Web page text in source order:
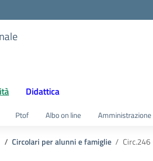
Didattica
Ptof Albo on line
Circolari per alunni e famiglie